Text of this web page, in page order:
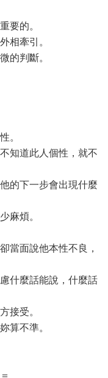
要的。
相牽引。
的判斷。
。
知道此人個性，就不
的下一步會出現什麼
麻煩。
當面說他本性不良，
什麼話能說，什麼話
接受。
算不準。